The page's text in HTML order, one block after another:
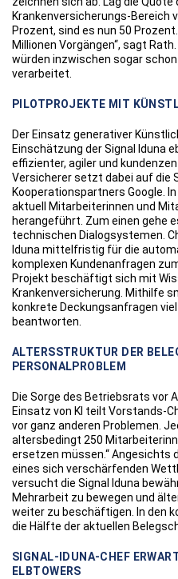
Krankenversicherungs-Bereich
Prozent, sind es nun 50
Millionen Vorgängen“, sagt
würden inzwischen sogar
verarbeitet.
PILOTPROJEKTE MIT
Der Einsatz generativer
Einschätzung der Signal Iduna
effizienter, agiler und
Versicherer setzt dabei auf die
Kooperationspartners Google.
aktuell Mitarbeiterinnen und
herangeführt. Zum einen gehe
technischen Dialogsystemen.
Iduna mittelfristig für die
komplexen Kundenanfragen
Projekt beschäftigt sich mit
Krankenversicherung. Mithilfe
konkrete Deckungsanfragen
beantworten.
ALTERSSTRUKTUR DER
PERSONALPROBLEM
Die Sorge des Betriebsrats vor
Einsatz von KI teilt Vorstands-
vor ganz anderen Problemen.
altersbedingt 250
ersetzen müssen.“ Angesichts
eines sich verschärfenden
versucht die Signal Iduna
Mehrarbeit zu bewegen und
weiter zu beschäftigen. In den
die Hälfte der aktuellen
SIGNAL-IDUNA-CHEF
ELBTOWERS